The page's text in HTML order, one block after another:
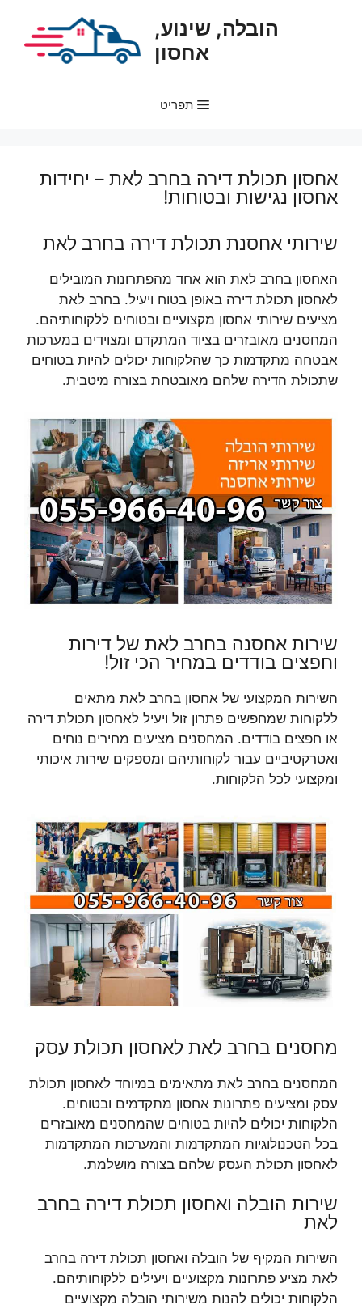
הובלה, שינוע,
אחסון
תפריט
אחסון תכולת דירה בחרב לאת – יחידות
אחסון נגישות ובטוחות!
שירותי אחסנת תכולת דירה בחרב לאת
האחסון בחרב לאת הוא אחד מהפתרונות המובילים
לאחסון תכולת דירה באופן בטוח ויעיל. בחרב לאת
מציעים שירותי אחסון מקצועיים ובטוחים ללקוחותיהם.
המחסנים מאובזרים בציוד המתקדם ומצוידים במערכות
אבטחה מתקדמות כך שהלקוחות יכולים להיות בטוחים
שתכולת הדירה שלהם מאובטחת בצורה מיטבית.
שירות אחסנה בחרב לאת של דירות
וחפצים בודדים במחיר הכי זול!
השירות המקצועי של אחסון בחרב לאת מתאים
ללקוחות שמחפשים פתרון זול ויעיל לאחסון תכולת דירה
או חפצים בודדים. המחסנים מציעים מחירים נוחים
ואטרקטיביים עבור לקוחותיהם ומספקים שירות איכותי
ומקצועי לכל הלקוחות.
מחסנים בחרב לאת לאחסון תכולת עסק
המחסנים בחרב לאת מתאימים במיוחד לאחסון תכולת
עסק ומציעים פתרונות אחסון מתקדמים ובטוחים.
הלקוחות יכולים להיות בטוחים שהמחסנים מאובזרים
בכל הטכנולוגיות המתקדמות והמערכות המתקדמות
לאחסון תכולת העסק שלהם בצורה מושלמת.
שירות הובלה ואחסון תכולת דירה בחרב
לאת
השירות המקיף של הובלה ואחסון תכולת דירה בחרב
לאת מציע פתרונות מקצועיים ויעילים ללקוחותיהם.
הלקוחות יכולים להנות משירותי הובלה מקצועיים